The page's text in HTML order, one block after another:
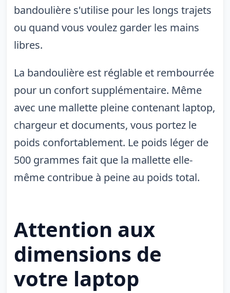
bandoulière s'utilise pour les longs trajets
ou quand vous voulez garder les mains
libres.
La bandoulière est réglable et rembourrée
pour un confort supplémentaire. Même
avec une mallette pleine contenant laptop,
chargeur et documents, vous portez le
poids confortablement. Le poids léger de
500 grammes fait que la mallette elle-
même contribue à peine au poids total.
Attention aux
dimensions de
votre laptop